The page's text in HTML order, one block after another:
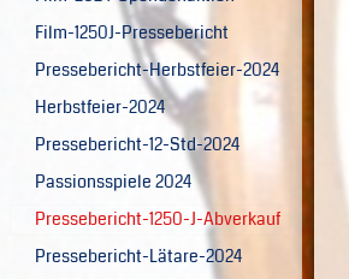
Film-1250J-Pressebericht
Pressebericht-Herbstfeier-2024
Herbstfeier-2024
Pressebericht-12-Std-2024
Passionsspiele 2024
Pressebericht-1250-J-Abverkauf
Pressebericht-Lätare-2024